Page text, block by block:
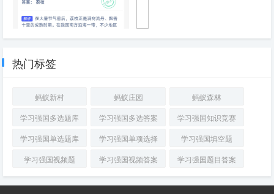
采
哪
方
式
提
升
充
热门标签
蚂蚁新村 蚂蚁庄园
蚂蚁森林
学习强国多选题库
学习强国多选答案
学习强国知识竞赛
学习强国单选题库
学习强国单项选择
学习强国填空题
学习强国视频题
学习强国视频答案 学习强国题目答案